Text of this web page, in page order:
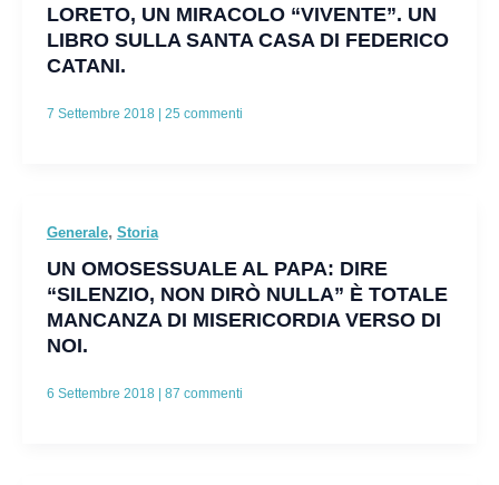
LORETO, UN MIRACOLO “VIVENTE”. UN
LIBRO SULLA SANTA CASA DI FEDERICO
CATANI.
7 Settembre 2018 | 25 commenti
Generale, Storia
UN OMOSESSUALE AL PAPA: DIRE
“SILENZIO, NON DIRÒ NULLA” È TOTALE
MANCANZA DI MISERICORDIA VERSO DI
NOI.
6 Settembre 2018 87 commenti